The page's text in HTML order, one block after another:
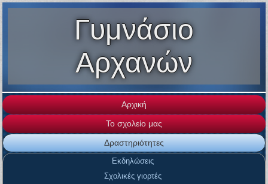
Γυμνάσιο
Αρχανών
Αρχική
Το σχολείο μας
Δραστηριότητες
Εκδηλώσεις
Σχολικές γιορτές